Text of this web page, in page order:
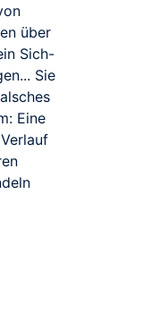
über
Sich-
Sie
Eine